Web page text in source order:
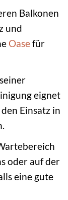
Balkonen
und
Oasefür
eignet
Einsatz in
oder auf der
eine gute